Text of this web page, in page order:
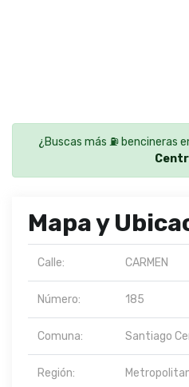
¿Buscas más ⛽ bencineras
Mapa y
Calle: CARMEN
Número: 185
Comuna: Santiago
Región: